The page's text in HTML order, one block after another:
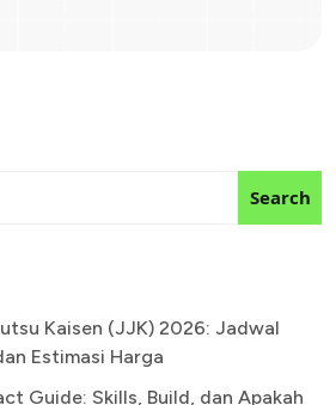
Search
Kaisen (JJK) 2026: Jadwal
Estimasi Harga
Guide: Skills, Build, dan Apakah